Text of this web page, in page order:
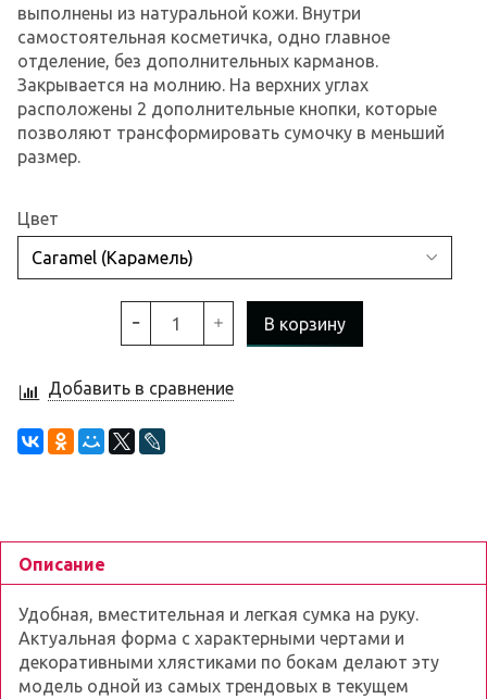
выполнены из натуральной кожи. Внутри
самостоятельная косметичка, одно главное
отделение, без дополнительных карманов.
Закрывается на молнию. На верхних углах
расположены 2 дополнительные кнопки, которые
позволяют трансформировать сумочку в меньший
размер.
Цвет
В корзину
Добавить в сравнение
Описание
Удобная, вместительная и легкая сумка на руку.
Актуальная форма с характерными чертами и
декоративными хлястиками по бокам делают эту
модель одной из самых трендовых в текущем